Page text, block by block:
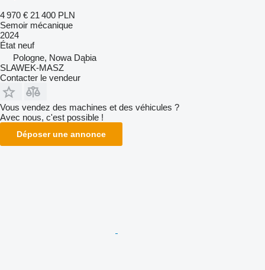
4 970 € 21 400 PLN
Semoir mécanique
2024
État neuf
Pologne, Nowa Dąbia
SLAWEK-MASZ
Contacter le vendeur
Vous vendez des machines et des véhicules ?
Avec nous, c'est possible !
Déposer une annonce